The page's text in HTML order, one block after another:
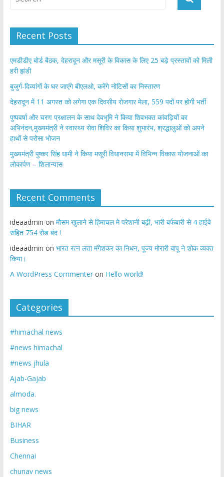
Recent Posts
एमडीडीए बोर्ड बैठक, देहरादून और मसूरी के विकास के लिए 25 बड़े प्रस्तावों को मिली
हरी झंडी
बुजुर्ग-दिव्यांगों के घर जाएंगे बीएलओ, करेंगे नोटिसों का निस्तारण
​देहरादून में 11 अगस्त को लगेगा एक दिवसीय रोजगार मेला, 559 पदों पर होगी भर्ती
पुष्पवर्षा और चरण प्रक्षालन के साथ देवभूमि ने किया शिवभक्त कांवड़ियों का
अभिनंदन,मुख्यमंत्री ने स्वास्थ्य सेवा शिविर का किया शुभारंभ, श्रद्धालुओं को अपने
हाथों से परोसा भोजन
मुख्यमंत्री पुष्कर सिंह धामी ने किया मसूरी विधानसभा में विभिन्न विकास योजनाओं का
लोकार्पण – शिलान्यास
Recent Comments
ideaadmin on मौसम खुलाने से हिमाचल मे परेशानी बढ़ी, भारी बर्फबारी से 4 हाईवे
सहित 754 रोड बंद !
ideaadmin on भारत रत्न लता मंगेशकर का निधन, पूज्य मोरारी बापू ने शोक व्यक्त
किया।
A WordPress Commenteron Hello world!
Categories
#himachal news
#news himachal
#news jhula
Ajab-Gajab
almoda.
big news
BIHAR
Business
Chennai
chunav news